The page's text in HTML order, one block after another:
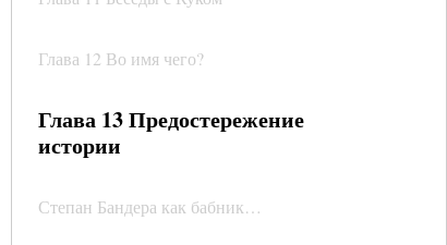
Глава 12 Во имя чего?
Глава 13 Предостережение
истории
Степан Бандера как бабник…